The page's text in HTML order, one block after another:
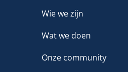
Wie we zijn
Wat we doen
Onze community